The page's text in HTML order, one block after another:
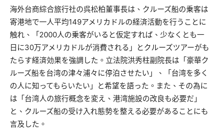
海外台商綜合旅行社の呉松柏董事長は、クルーズ船の乗客は
寄港地で一人平均149アメリカドルの経済活動を行うことに
触れ、「2000人の乗客がいると仮定すれば、少なくとも一
日に30万アメリカドルが消費される」とクルーズツアーがも
たらす経済効果を強調した。立法院洪秀柱副院長は「豪華ク
ルーズ船を台湾の津々浦々に停泊させたい」、「台湾を多く
の人に知ってもらいたい」と希望を語った。また、その為に
は「台湾人の旅行概念を変え、港湾施設の改良も必要だ」
と、クルーズ船の受け入れ態勢を整える必要があることにも
言及した。